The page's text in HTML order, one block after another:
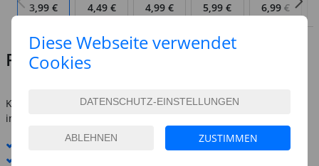
3,99 € 4,49 € 4,99 € 5,99 € 6,99 €
Preis: 3,99 €
Kostenlose Lieferung ab69,-€
innerhalb Deutschlands -
Standard-Lieferung
Diese Webseite verwendet
Cookies
ZUSTIMMEN